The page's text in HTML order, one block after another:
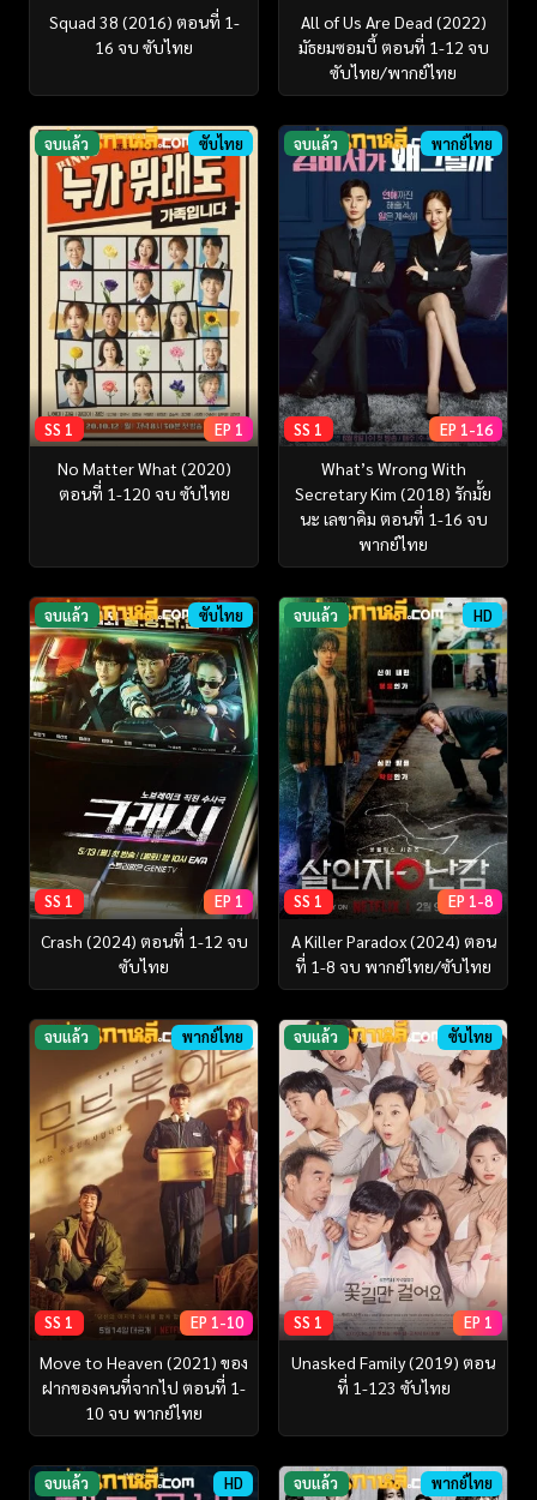
Squad 38 (2016) ตอนที่ 1-
16 จบ ซับไทย
All of Us Are Dead (2022)
มัธยมซอมบี้ ตอนที่ 1-12 จบ
ซับไทย/พากย์ไทย
จบแล้ว ซับไทย
SS 1 EP 1
No Matter What (2020)
ตอนที่ 1-120 จบ ซับไทย
จบแล้ว พากย์ไทย
SS 1 EP 1-16
What’s Wrong With
Secretary Kim (2018) รักมั้ย
นะ เลขาคิม ตอนที่ 1-16 จบ
พากย์ไทย
จบแล้ว ซับไทย
SS 1 EP 1
Crash (2024) ตอนที่ 1-12 จบ
ซับไทย
จบแล้ว HD
SS 1 EP 1-8
A Killer Paradox (2024) ตอน
ที่ 1-8 จบ พากย์ไทย/ซับไทย
จบแล้ว พากย์ไทย
SS 1 EP 1-10
Move to Heaven (2021) ของ
ฝากของคนที่จากไป ตอนที่ 1-
10 จบ พากย์ไทย
จบแล้ว ซับไทย
SS 1 EP 1
Unasked Family (2019) ตอน
ที่ 1-123 ซับไทย
จบแล้ว HD จบแล้ว พากย์ไทย